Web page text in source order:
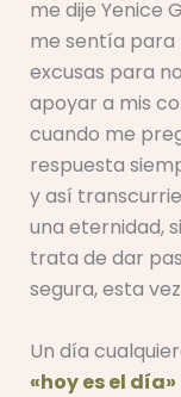
me dije Yenice
me sentía para
excusas para
apoyar a mis
cuando me
respuesta
y así
una eternidad,
trata de dar
segura, esta
Un día
«hoy es el día»